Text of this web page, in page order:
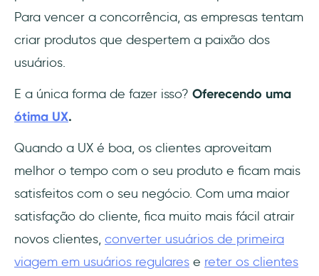
4- Todos nós amamos como o Facebook
cuida dos seus usuários
6- A GhostwriterAI faz um onboarding
8- O Airbnb sabe o que você quer fazer
sempre
Conclusão
Para vencer a concorrência, as empresas tentam
criar produtos que despertem a paixão dos
usuários.
E a única forma de fazer isso? Oferecendo uma
ótima UX.
Quando a UX é boa, os clientes aproveitam
melhor o tempo com o seu produto e ficam mais
satisfeitos com o seu negócio. Com uma maior
satisfação do cliente, fica muito mais fácil atrair
novos clientes, converter usuários de primeira
viagem em usuários regulares e reter os clientes